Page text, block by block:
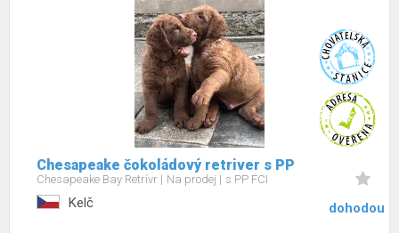
Chesapeake čokoládový retriver s PP
Chesapeake Bay Retrívr Na prodej s PP FCI
Kelč dohodou